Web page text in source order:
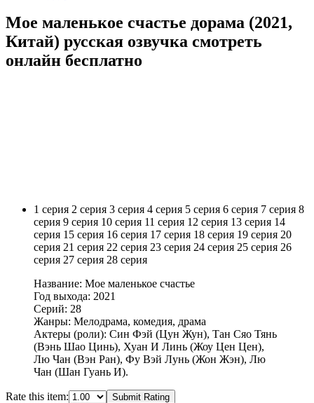
Мое маленькое счастье дорама (2021,
Китай) русская озвучка смотреть
онлайн бесплатно
1 серия 2 серия 3 серия 4 серия 5 серия 6 серия 7 серия 8
серия 9 серия 10 серия 11 серия 12 серия 13 серия 14
серия 15 серия 16 серия 17 серия 18 серия 19 серия 20
серия 21 серия 22 серия 23 серия 24 серия 25 серия 26
серия 27 серия 28 серия
Название: Мое маленькое счастье
Год выхода: 2021
Серий: 28
Жанры: Мелодрама, комедия, драма
Актеры (роли): Син Фэй (Цун Жун), Тан Сяо Тянь
(Вэнь Шао Цинь), Хуан И Линь (Жоу Цен Цен),
Лю Чан (Вэн Ран), Фу Вэй Лунь (Жон Жэн), Лю
Чан (Шан Гуань И).
Rate this item: Submit Rating